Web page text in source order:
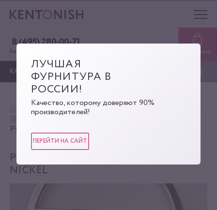
8 (495) 280-00-71
Бесплатная консультация Корзина
КАТАЛОГ
Главная
Каталог
Ручка на винтах KENT0402-11*5 nickel
РУЧКА НА ВИНТАХ KENT0402-11*5
NICKEL
ЛУЧШАЯ
ФУРНИТУРА В
РОССИИ!
Качество, которому доверяют 90%
производителей!
ПЕРЕЙТИ НА САЙТ